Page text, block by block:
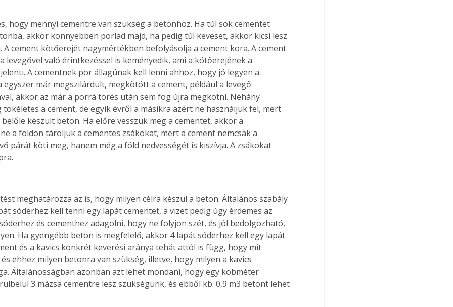
az
Old
új,
egyedi
Együtt jobban megéri!
Bővebb információ itt!
Együtt jobban megéri! A
könyvek tetszőleges
párosítással kedvezményes
áron, 0 Ft postaköltséggel
megrendelhetők!
hogy mennyi cementre van szükség a betonhoz. Ha túl sok cementet
akkor könnyebben porlad majd, ha pedig túl keveset, akkor kicsi lesz
A cement kötőerejét nagymértékben befolyásolja a cement kora. A cement
levegővel való érintkezéssel is keményedik, ami a kötőerejének a
A cementnek por állagúnak kell lenni ahhoz, hogy jó legyen a
egyszer már megszilárdult, megkötött a cement, például a levegő
akkor az már a porrá törés után sem fog újra megkötni. Néhány
tökéletes a cement, de egyik évről a másikra azért ne használjuk fel, mert
belőle készült beton. Ha előre vesszük meg a cementet, akkor a
a földön tároljuk a cementes zsákokat, mert a cement nemcsak a
párát köti meg, hanem még a föld nedvességét is kiszívja. A zsákokat
meghatározza az is, hogy milyen célra készül a beton. Általános szabály
sóderhez kell tenni egy lapát cementet, a vizet pedig úgy érdemes az
és cementhez adagolni, hogy ne folyjon szét, és jól bedolgozható,
Ha gyengébb beton is megfelelő, akkor 4 lapát sóderhez kell egy lapát
és a kavics konkrét keverési aránya tehát attól is függ, hogy mit
ehhez milyen betonra van szükség, illetve, hogy milyen a kavics
Általánosságban azonban azt lehet mondani, hogy egy köbméter
3 mázsa cementre lesz szükségünk, és ebből kb. 0,9 m3 betont lehet